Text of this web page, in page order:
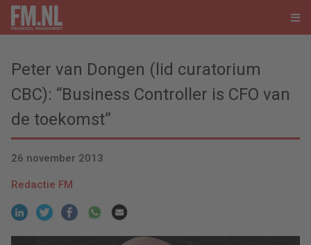
Peter van Dongen (lid curatorium
CBC): “Business Controller is CFO van
de toekomst”
26 november 2013
Redactie FM